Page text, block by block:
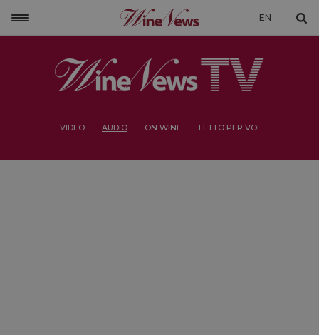
EN
VIDEO AUDIO ON WINE LETTO PER VOI